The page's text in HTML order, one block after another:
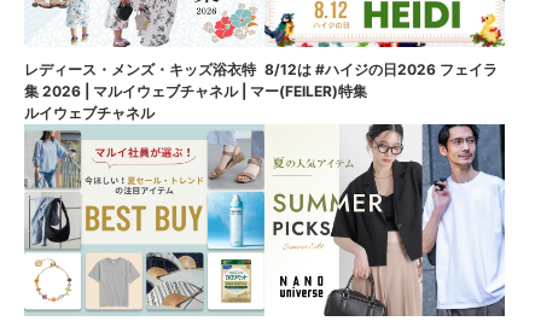
レディース・メンズ・キッズ浴衣特
集 2026 | マルイウェブチャネル | マ
ルイウェブチャネル
8/12は #ハイジの日2026 フェイラ
ー(FEILER)特集